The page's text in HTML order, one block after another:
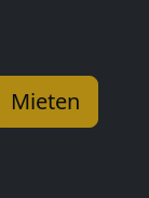
Mieten